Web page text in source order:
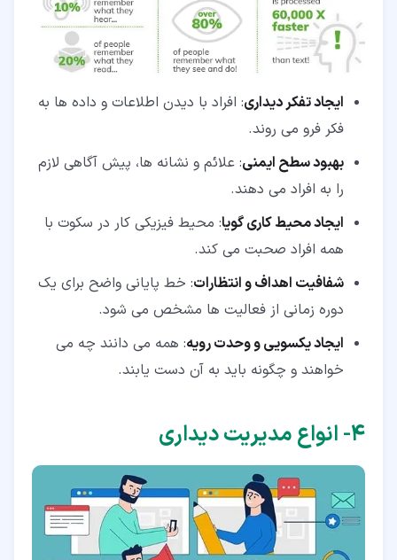
ایجاد تفکر دیداری: افراد با دیدن اطلاعات و داده ها به
فکر فرو می روند.
بهبود سطح ایمنی: علائم و نشانه ها، پیش آگاهی لازم
را به افراد می دهند.
ایجاد محیط کاری گویا: محیط فیزیکی کار در سکوت با
همه افراد صحبت می کند.
شفافیت اهداف و انتظارات: خط پایانی واضح برای یک
دوره زمانی از فعالیت ها مشخص می شود.
ایجاد یکسویی و وحدت رویه: همه می دانند چه می
خواهند و چگونه باید به آن دست یابند.
۴‏- انواع مدیریت دیداری